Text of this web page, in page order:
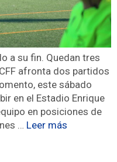
a su fin. Quedan tres
afronta dos partidos
este sábado
en el Estadio Enrique
en posiciones de
… Leer más